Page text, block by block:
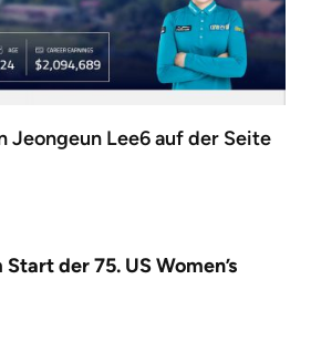
Jeongeun Lee6 auf der Seite
der 75. US Women’s